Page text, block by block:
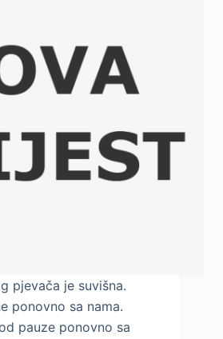
pjevača je suvišna.
ponovno sa nama.
pauze ponovno sa